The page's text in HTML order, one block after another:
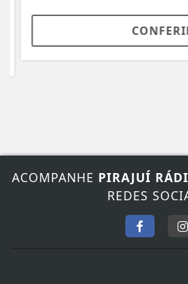
CONFERIR
ACOMPANHEPIRAJUÍ
REDES